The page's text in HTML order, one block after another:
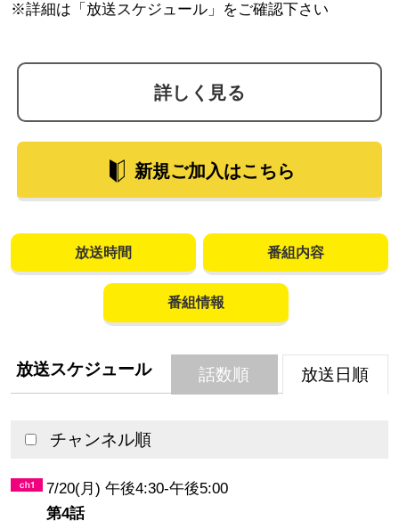
※詳細は「放送スケジュール」をご確認下さい
詳しく見る
新規ご加入はこちら
放送時間 番組内容
番組情報
放送スケジュール 話数順 放送日順
チャンネル順
7/20(月) 午後4:30-午後5:00
第4話